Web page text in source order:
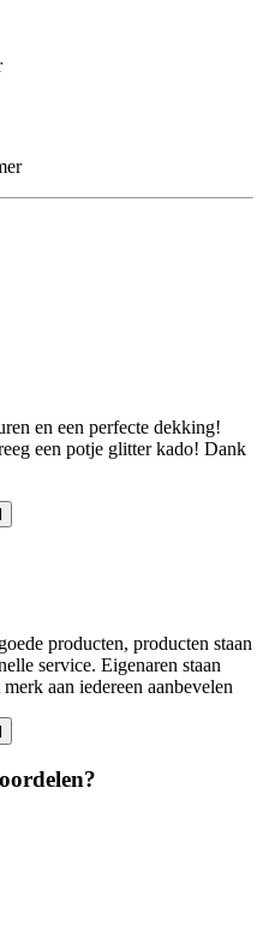
en een perfecte dekking!
een potje glitter kado! Dank
producten, producten staan
service. Eigenaren staan
aan iedereen aanbevelen